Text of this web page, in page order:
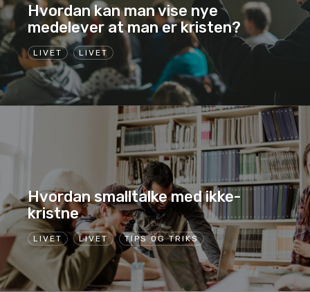
LIVET LIVET
Hvordan kan man vise nye
medelever at man er kristen?
LIVET LIVET TIPS OG TRIKS
Hvordan smalltalke med ikke-
kristne